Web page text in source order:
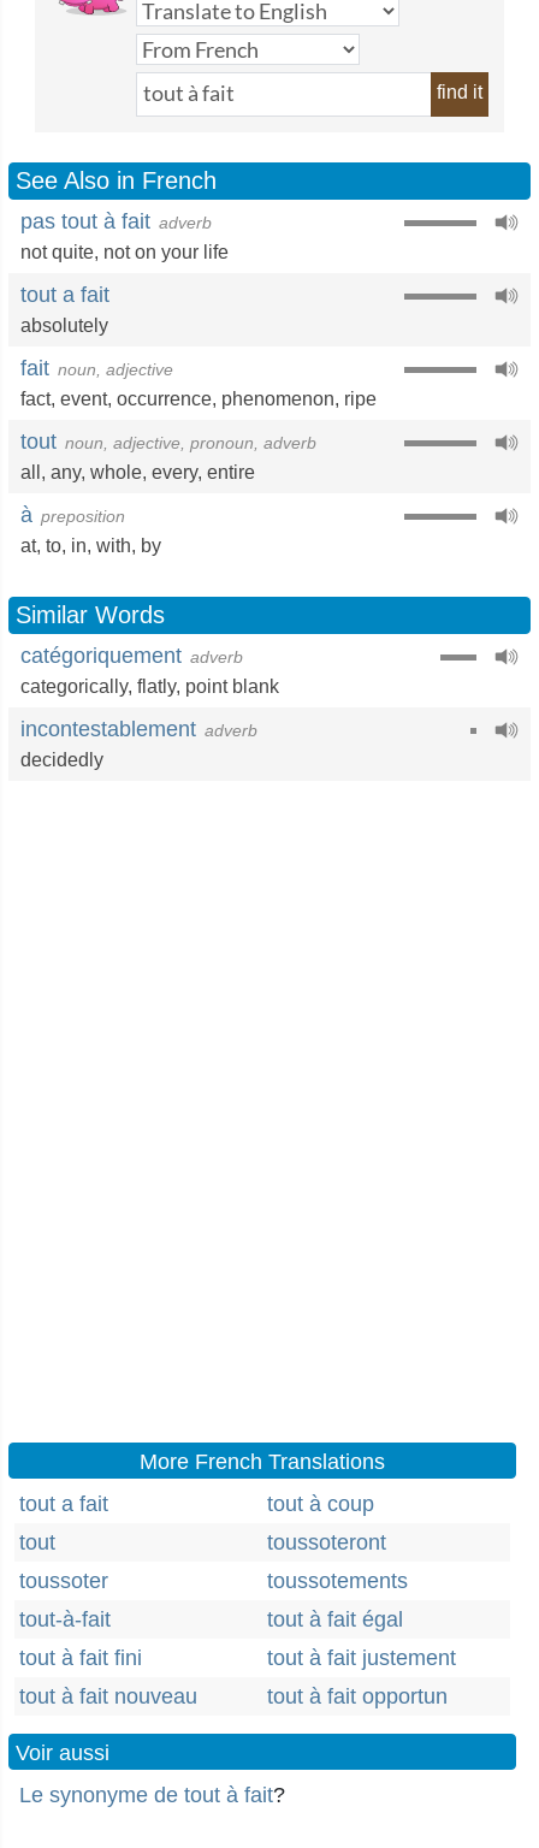
find it
See Also in French
pas tout à fait adverb
not quite, not on your life
tout a fait
absolutely
fait noun, adjective
fact, event, occurrence, phenomenon, ripe
tout noun, adjective, pronoun, adverb
all , any, whole, every, entire
à preposition
at, to, in, with, by
Similar Words
catégoriquement adverb
categorically, flatly, point blank
incontestablement adverb
decidedly
More French Translations
tout a fait
tout à coup
tout
toussoteront
toussoter
toussotements
tout-à-fait
tout à fait égal
tout à fait fini
tout à fait justement
tout à fait nouveau
tout à fait opportun
Voir aussi
Le synonyme de tout à fait?